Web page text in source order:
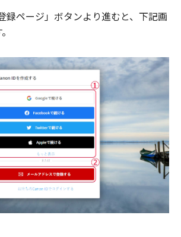
録ページ」ボタンより進むと、下記画